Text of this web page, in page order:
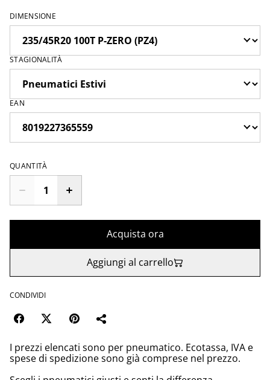
DIMENSIONE
STAGIONALITÀ
EAN
QUANTITÀ
Acquista ora
Aggiungi al carrello
CONDIVIDI
I prezzi elencati sono per pneumatico. Ecotassa, IVA e
spese di spedizione sono già comprese nel prezzo.